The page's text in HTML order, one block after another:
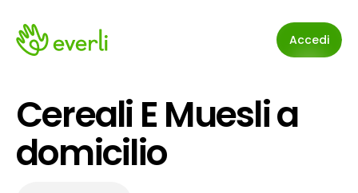
Accedi
Cereali E Muesli a
domicilio